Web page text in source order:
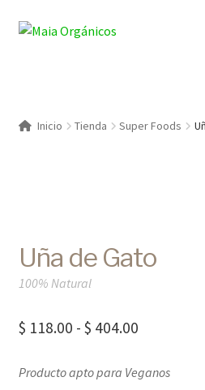
Saltar
Ir
Blog
Inicio Tienda Super Foods
Uña de Gato
100% Natural
$ 118.00 - $ 404.00Rango
precios:
Producto apto para Veganos